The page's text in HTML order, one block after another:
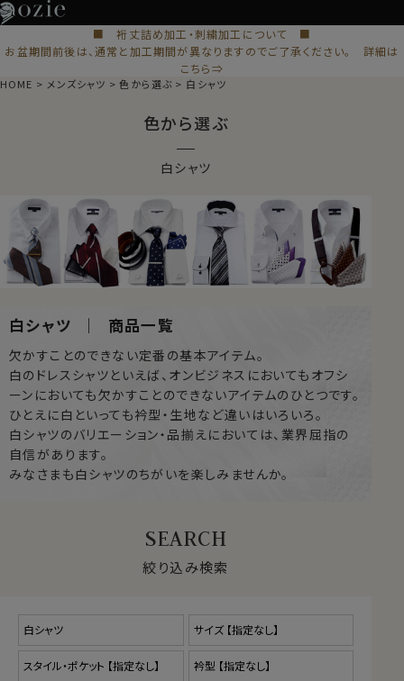
■ 裄丈詰め加工・刺繍加工について ■
お盆期間前後は、通常と加工期間が異なりますのでご了承ください。 詳細は
こちら⇒
HOME メンズシャツ 色から選ぶ 白シャツ
色から選ぶ
白シャツ
白シャツ ｜ 商品一覧
欠かすことのできない定番の基本アイテム。
白のドレスシャツといえば、オンビジネスにおいてもオフシ
ーンにおいても欠かすことのできないアイテムのひとつです。
ひとえに白といっても衿型・生地など違いはいろいろ。
白シャツのバリエーション・品揃えにおいては、業界屈指の
自信があります。
みなさまも白シャツのちがいを楽しみませんか。
絞り込み検索